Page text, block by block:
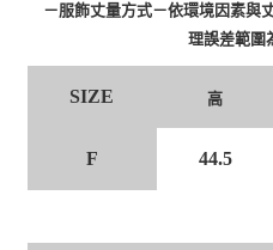
－服飾丈量方式－依環境因素與
理誤差範圍
SIZE 高
F 44.5